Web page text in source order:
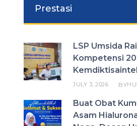
Prestasi
LSP Umsida
Kompetensi
JULY 3, 2026 BY
Buat Obat
Asam